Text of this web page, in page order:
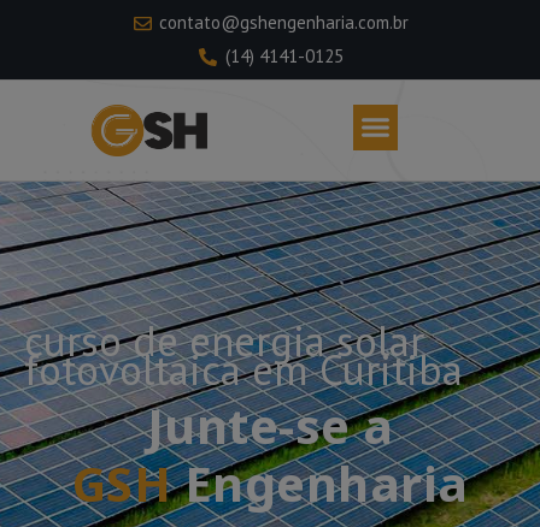
contato@gshengenharia.com.br
(14) 4141-0125
curso de energia solar
fotovoltaica em Curitiba
Junte-se a
GSHEngenharia